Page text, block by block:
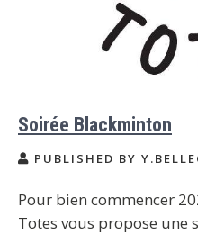
Soirée Blackminton
PUBLISHED BY
Pour bien commencer
Totes vous propose une